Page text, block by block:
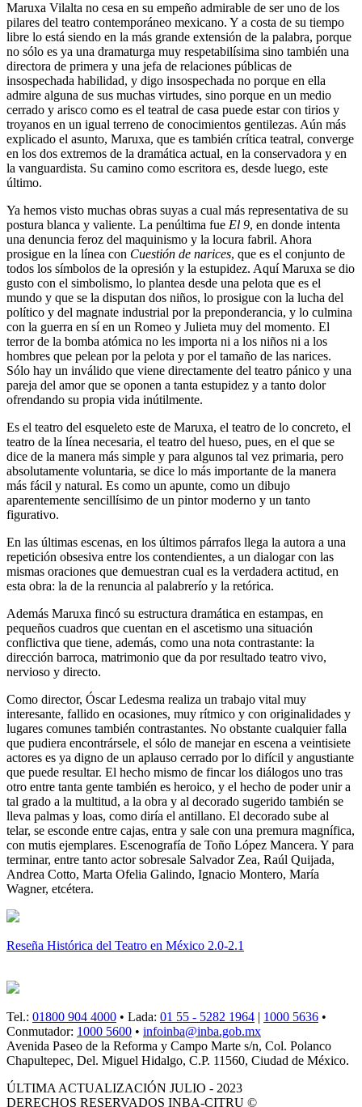
Maruxa Vilalta no cesa en su empeño admirable de ser uno de los
pilares del teatro contemporáneo mexicano. Y a costa de su tiempo
libre lo está siendo en la más grande extensión de la palabra, porque
no sólo es ya una dramaturga muy respetabilísima sino también una
directora de primera y una jefa de relaciones públicas de
insospechada habilidad, y digo insospechada no porque en ella
admire alguna de sus muchas virtudes, sino porque en un medio
cerrado y arisco como es el teatral de casa puede estar con tirios y
troyanos en un igual terreno de conocimientos gentilezas. Aún más
explicado el asunto, Maruxa, que es también crítica teatral, converge
en los dos extremos de la dramática actual, en la conservadora y en
la vanguardista. Su camino como escritora es, desde luego, este
último.
Ya hemos visto muchas obras suyas a cual más representativa de su
postura blanca y valiente. La penúltima fue El 9, en donde intenta
una denuncia feroz del maquinismo y la locura fabril. Ahora
prosigue en la línea con Cuestión de narices, que es el conjunto de
todos los símbolos de la opresión y la estupidez. Aquí Maruxa se dio
gusto con el simbolismo, lo plantea desde una pelota que es el
mundo y que se la disputan dos niños, lo prosigue con la lucha del
político y del magnate industrial por la preponderancia, y lo culmina
con la guerra en sí en un Romeo y Julieta muy del momento. El
terror de la bomba atómica no les importa ni a los niños ni a los
hombres que pelean por la pelota y por el tamaño de las narices.
Sólo hay un inválido que viene directamente del teatro pánico y una
pareja del amor que se oponen a tanta estupidez y a tanto dolor
ofrendando su propia vida inútilmente.
Es el teatro del esqueleto este de Maruxa, el teatro de lo concreto, el
teatro de la línea necesaria, el teatro del hueso, pues, en el que se
dice de la manera más simple y para algunos tal vez primaria, pero
absolutamente voluntaria, se dice lo más importante de la manera
más fácil y natural. Es como un apunte, como un dibujo
aparentemente sencillísimo de un pintor moderno y un tanto
figurativo.
En las últimas escenas, en los últimos párrafos llega la autora a una
repetición obsesiva entre los contendientes, a un dialogar con las
mismas oraciones que demuestran cual es la verdadera actitud, en
esta obra: la de la renuncia al palabrerío y la retórica.
Además Maruxa fincó su estructura dramática en estampas, en
pequeños cuadros que cuentan en el ascetismo una situación
conflictiva que tiene, además, como una nota contrastante: la
dirección barroca, matrimonio que da por resultado teatro vivo,
nervioso y directo.
Como director, Óscar Ledesma realiza un trabajo vital muy
interesante, fallido en ocasiones, muy rítmico y con originalidades y
lugares comunes también contrastantes. No obstante cualquier falla
que pudiera encontrársele, el sólo de manejar en escena a veintisiete
actores es ya digno de un aplauso cerrado por lo difícil y angustiante
que puede resultar. El hecho mismo de fincar los diálogos uno tras
otro entre tanta gente también es heroico, y el hecho de poder unir a
tal grado a la multitud, a la obra y al decorado sugerido también se
lleva palmas y loas, como diría el antillano. El decorado sube al
telar, se esconde entre cajas, entra y sale con una premura magnífica,
con mutis ejemplares. Escenografía de Toño López Mancera. Y para
terminar, entre tanto actor sobresale Salvador Zea, Raúl Quijada,
Andrea Cotto, Marta Ofelia Galindo, Ignacio Montero, María
Wagner, etcétera.
Reseña Histórica del Teatro en México 2.0-2.1
Tel.: 01800 904 4000 • Lada: 01 55 - 5282 1964 | 1000 5636 •
Conmutador: 1000 5600 • infoinba@inba.gob.mx
Avenida Paseo de la Reforma y Campo Marte s/n, Col. Polanco
Chapultepec, Del. Miguel Hidalgo, C.P. 11560, Ciudad de México.
ÚLTIMA ACTUALIZACIÓN JULIO - 2023
DERECHOS RESERVADOS INBA-CITRU ©